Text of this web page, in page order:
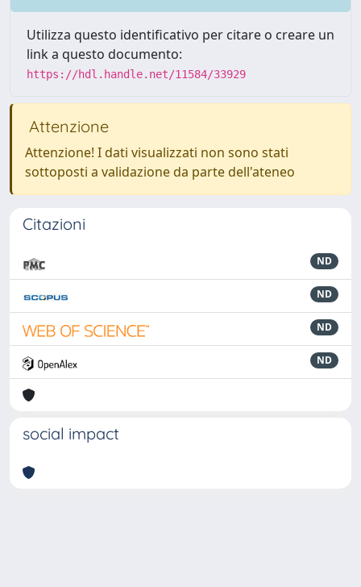
Utilizza questo identificativo per citare o creare un
link a questo documento:
https://hdl.handle.net/11584/33929
Attenzione
Attenzione! I dati visualizzati non sono stati
sottoposti a validazione da parte dell'ateneo
Citazioni
ND
ND
ND
ND
social impact